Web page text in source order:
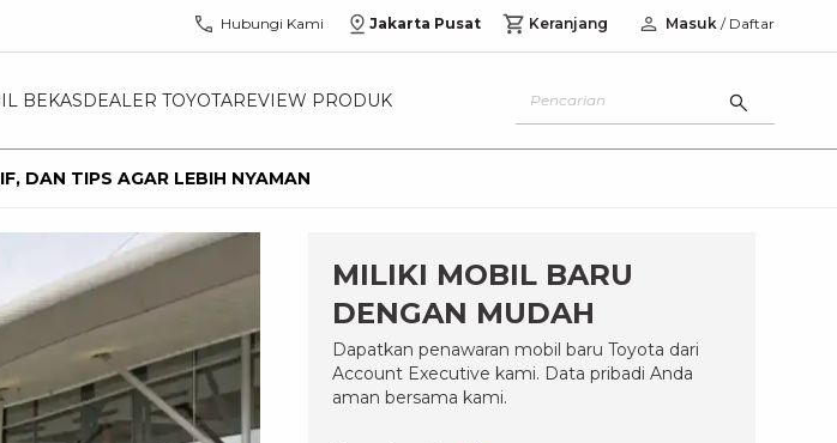
Hubungi Kami Jakarta Pusat Keranjang Masuk / Daftar
BEKASDEALER TOYOTAREVIEW PRODUK
DAN TIPS AGAR LEBIH NYAMAN
MILIKI MOBIL BARU
DENGAN MUDAH
Dapatkan penawaran mobil baru Toyota dari
Account Executive kami. Data pribadi Anda
aman bersama kami.